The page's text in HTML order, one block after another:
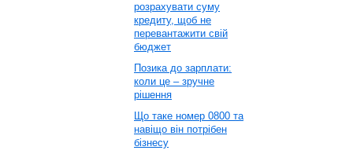
розрахувати суму
кредиту, щоб не
перевантажити свій
бюджет
Позика до зарплати:
коли це – зручне
рішення
Що таке номер 0800 та
навіщо він потрібен
бізнесу